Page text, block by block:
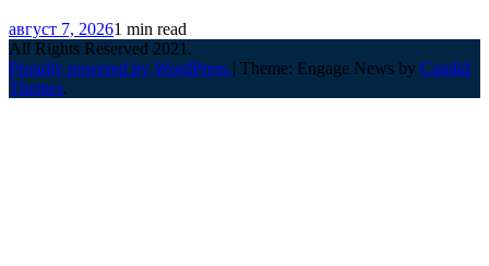
август 7, 20261 min read
All Rights Reserved 2021.
Proudly powered by WordPress | Theme: Engage News by Candid
Themes.